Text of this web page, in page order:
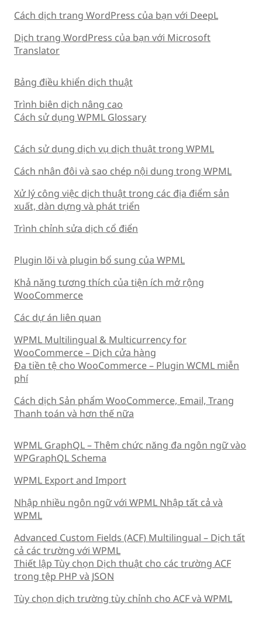
Cách dịch trang WordPress của bạn với DeepL
Dịch trang WordPress của bạn với Microsoft
Translator
Bảng điều khiển dịch thuật
Trình biên dịch nâng cao
Cách sử dụng WPML Glossary
Cách sử dụng dịch vụ dịch thuật trong WPML
Cách nhân đôi và sao chép nội dung trong WPML
Xử lý công việc dịch thuật trong các địa điểm sản
xuất, dàn dựng và phát triển
Trình chỉnh sửa dịch cổ điển
Plugin lõi và plugin bổ sung của WPML
Khả năng tương thích của tiện ích mở rộng
WooCommerce
Các dự án liên quan
WPML Multilingual & Multicurrency for
WooCommerce – Dịch cửa hàng
Đa tiền tệ cho WooCommerce – Plugin WCML miễn
phí
Cách dịch Sản phẩm WooCommerce, Email, Trang
Thanh toán và hơn thế nữa
WPML GraphQL – Thêm chức năng đa ngôn ngữ vào
WPGraphQL Schema
WPML Export and Import
Nhập nhiều ngôn ngữ với WPML Nhập tất cả và
WPML
Advanced Custom Fields (ACF) Multilingual – Dịch tất
cả các trường với WPML
Thiết lập Tùy chọn Dịch thuật cho các trường ACF
trong tệp PHP và JSON
Tùy chọn dịch trường tùy chỉnh cho ACF và WPML